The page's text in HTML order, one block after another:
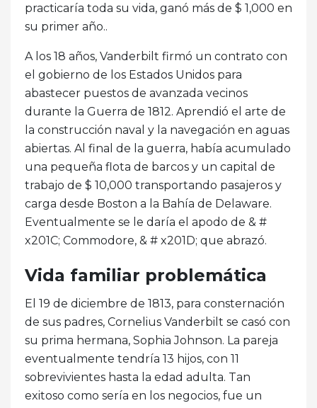
practicaría toda su vida, ganó más de $ 1,000 en
su primer año..
A los 18 años, Vanderbilt firmó un contrato con
el gobierno de los Estados Unidos para
abastecer puestos de avanzada vecinos
durante la Guerra de 1812. Aprendió el arte de
la construcción naval y la navegación en aguas
abiertas. Al final de la guerra, había acumulado
una pequeña flota de barcos y un capital de
trabajo de $ 10,000 transportando pasajeros y
carga desde Boston a la Bahía de Delaware.
Eventualmente se le daría el apodo de & #
x201C; Commodore, & # x201D; que abrazó.
Vida familiar problemática
El 19 de diciembre de 1813, para consternación
de sus padres, Cornelius Vanderbilt se casó con
su prima hermana, Sophia Johnson. La pareja
eventualmente tendría 13 hijos, con 11
sobrevivientes hasta la edad adulta. Tan
exitoso como sería en los negocios, fue un